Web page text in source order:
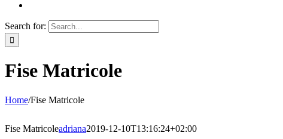
Search for:
Fise Matricole
Home/Fise Matricole
Fise Matricoleadriana2019-12-10T13:16:24+02:00